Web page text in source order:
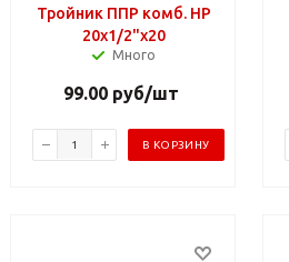
Тройник ППР комб. НР
20х1/2"х20
Много
99.00 руб/шт
В КОРЗИНУ